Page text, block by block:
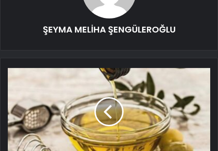
ŞEYMA MELİHA ŞENGÜLEROĞLU